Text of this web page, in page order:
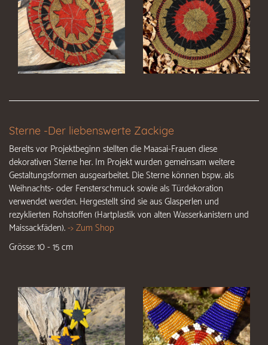
Sterne -Der liebenswerte Zackige
Bereits vor Projektbeginn stellten die Maasai-Frauen diese
dekorativen Sterne her. Im Projekt wurden gemeinsam weitere
Gestaltungsformen ausgearbeitet. Die Sterne können bspw. als
Weihnachts- oder Fensterschmuck sowie als Türdekoration
verwendet werden. Hergestellt sind sie aus Glasperlen und
rezyklierten Rohstoffen (Hartplastik von alten Wasserkanistern und
Maissackfäden).-> Zum Shop
Grösse: 10 - 15 cm